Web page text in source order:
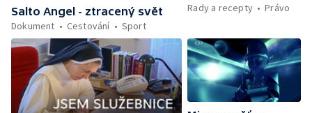
Salto Angel - ztracený svět
Dokument
Cestování Sport
Rady a recepty
Právo